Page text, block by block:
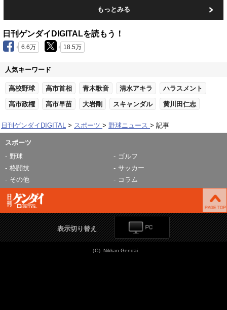
もっとみる
日刊ゲンダイDIGITALを読もう！
6.6万 18.5万
人気キーワード
高校野球 高市首相 青木歌音 清水アキラ ハラスメント
高市政権 高市早苗 大岩剛 スキャンダル 黄川田仁志
日刊ゲンダイDIGITAL スポーツ 野球ニュース 記事
スポーツ
野球
ゴルフ
格闘技
サッカー
その他
コラム
表示切り替え
（C）Nikkan Gendai